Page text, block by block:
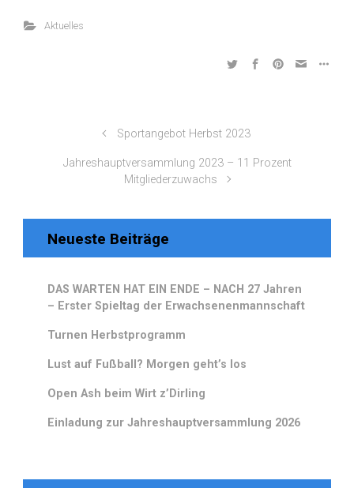
Aktuelles
Sportangebot Herbst 2023
Jahreshauptversammlung 2023 – 11 Prozent
Mitgliederzuwachs
Neueste Beiträge
DAS WARTEN HAT EIN ENDE – NACH 27 Jahren
– Erster Spieltag der Erwachsenenmannschaft
Turnen Herbstprogramm
Lust auf Fußball? Morgen geht’s los
Open Ash beim Wirt z’Dirling
Einladung zur Jahreshauptversammlung 2026